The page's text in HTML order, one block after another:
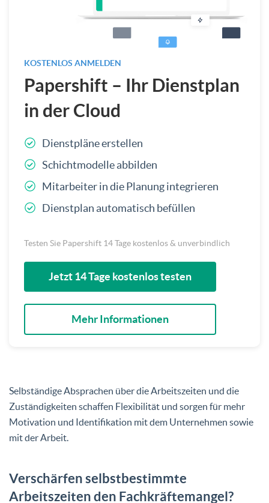
KOSTENLOS ANMELDEN
Papershift – Ihr Dienstplan
in der Cloud
Dienstpläne erstellen
Schichtmodelle abbilden
Mitarbeiter in die Planung integrieren
Dienstplan automatisch befüllen
Testen Sie Papershift 14 Tage kostenlos & unverbindlich
Jetzt 14 Tage kostenlos testen
Mehr Informationen
Selbständige Absprachen über die Arbeitszeiten und die
Zuständigkeiten schaffen Flexibilität und sorgen für mehr
Motivation und Identifikation mit dem Unternehmen sowie
mit der Arbeit.
Verschärfen selbstbestimmte
Arbeitszeiten den Fachkräftemangel?